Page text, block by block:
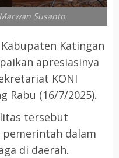
Susanto.
Kabupaten Katingan
apresiasinya
KONI
Rabu (16/7/2025).
tersebut
pemerintah dalam
di daerah.